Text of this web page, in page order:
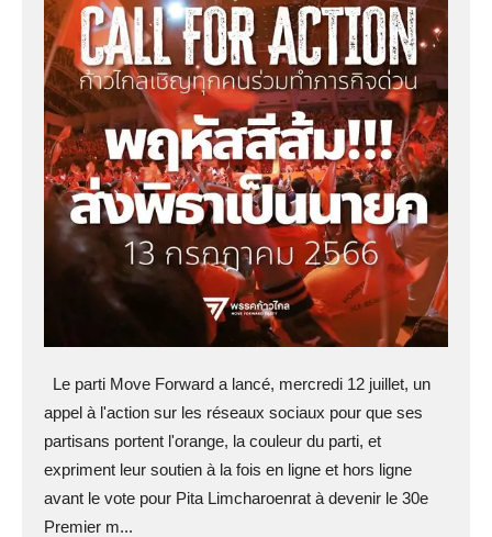
Le parti Move Forward a lancé, mercredi 12 juillet, un
appel à l'action sur les réseaux sociaux pour que ses
partisans portent l'orange, la couleur du parti, et
expriment leur soutien à la fois en ligne et hors ligne
avant le vote pour Pita Limcharoenrat à devenir le 30e
Premier m...